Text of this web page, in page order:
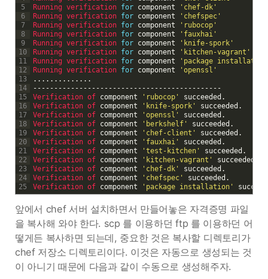
5
6
7
8
9
10
11
12
13
14
15
16
17
18
19
20
21
22
23
24
25
Running verification for component
'chef-dk'
Running verification for component
'chefspec'
Running verification for component
'rubocop'
Running verification for component
'fauxhai'
Running verification for component
'knife-spork'
Running verification for component
'kitchen-vagrant'
Running verification for component
'package
Running verification for component
'openssl'
. . . . . . . . . . . . . .
-- -- -- -- -- -- -- -- -- -- -- -- -- -- -- -- -- -- -- -- -- -- -
Verification of component 'rubocop' succeeded .
Verification of component 'knife-spork' succeeded .
Verification of component 'openssl' succeeded .
Verification of component 'berkshelf' succeeded .
Verification of component 'chef-client' succeeded .
Verification of component 'fauxhai' succeeded .
Verification of component 'test-kitchen' succeeded .
Verification of component 'kitchen-vagrant' succeeded
Verification of component 'chef-dk' succeeded .
Verification of component 'chefspec' succeeded .
Verification of component 'package installation'
앞에서 chef 서버 설치하면서 만들어놓은 자격증명 파일
을 복사해 와야 한다. scp 를 이용하던 ftp 를 이용하던 어
떻게든 복사하면 되는데, 중요한 것은 복사할 디렉토리가
chef 저장소 디렉토리이다. 이것은 자동으로 생성되는 것
이 아니기 때문에 다음과 같이 수동으로 생성해주자.